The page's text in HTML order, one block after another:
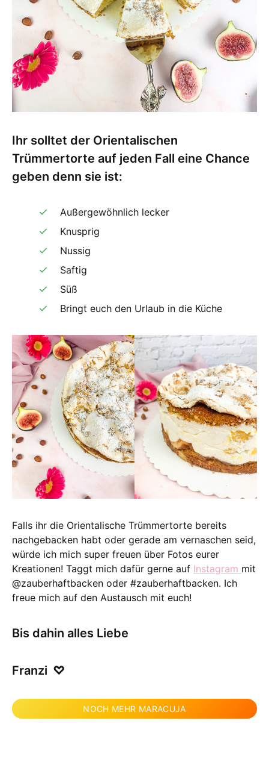
Ihr solltet der Orientalischen
Trümmertorte auf jeden Fall eine Chance
geben denn sie ist:
Außergewöhnlich lecker
Knusprig
Nussig
Saftig
Süß
Bringt euch den Urlaub in die Küche
Falls ihr die Orientalische Trümmertorte bereits
nachgebacken habt oder gerade am vernaschen seid,
würde ich mich super freuen über Fotos eurer
Kreationen! Taggt mich dafür gerne auf Instagram mit
@zauberhaftbacken oder #zauberhaftbacken. Ich
freue mich auf den Austausch mit euch!
Bis dahin alles Liebe
Franzi ♡
NOCH MEHR MARACUJA